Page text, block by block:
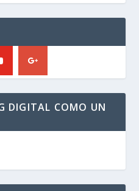
DIGITAL COMO UN